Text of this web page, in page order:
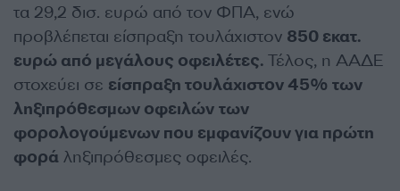
τα 29,2 δισ. ευρώ από τον ΦΠΑ, ενώ
προβλέπεται είσπραξη τουλάχιστον 850 εκατ.
ευρώ από μεγάλους οφειλέτες. Τέλος, η ΑΑΔΕ
στοχεύει σε είσπραξη τουλάχιστον 45% των
ληξιπρόθεσμων οφειλών των
φορολογούμενων που εμφανίζουν για πρώτη
φορά ληξιπρόθεσμες οφειλές.